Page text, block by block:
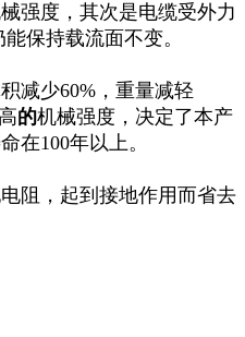
强度，其次是电缆受外力
保持载流面不变。
减少60%，重量减轻
的机械强度，决定了本产
在100年以上。
阻，起到接地作用而省去